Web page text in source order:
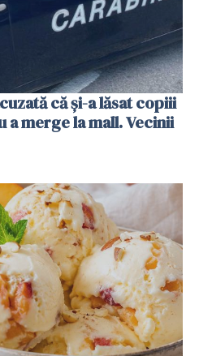
că și-a lăsat copiii
a merge la mall. Vecinii